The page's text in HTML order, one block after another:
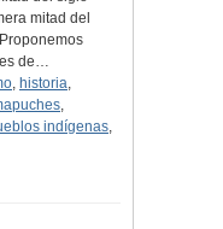
mitad del
de…
, historia,
,
indígenas,